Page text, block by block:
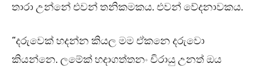
තාරා උන්නේ එවන් තනිකමකය. එවන් වේදනාවකය.
“දරුවෙක් හදන්න කියල මම ඒකනෙ දරුවො
කියන්නෙ. ලමේක් හදාගත්තනං චිරායු උනත් ඔය